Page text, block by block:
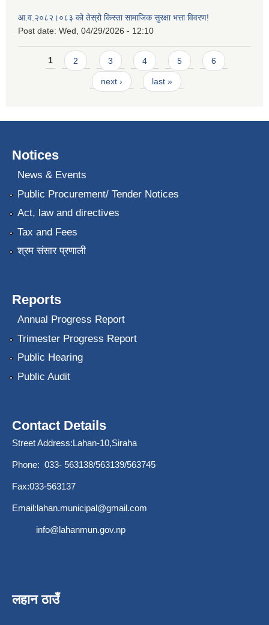
आ.व.२०८२।०८३ को तेस्रो किस्ता सामाजिक सुरक्षा भत्ता विवरण!
Post date: Wed, 04/29/2026 - 12:10
Pages
1 2 3 4 5 6
next › last »
Notices
News & Events
Public Procurement/ Tender Notices
Act, law and directives
Tax and Fees
श्रम संसार प्रणाली
Reports
Annual Progress Report
Trimester Progress Report
Public Hearing
Public Audit
Contact Details
Street Address:Lahan-10,Siraha
Phone: 033- 563138/563139/563745
Fax:033-563137
Email:lahan.municipal@gmail.com
info@lahanmun.gov.np
लहान ठाउँ